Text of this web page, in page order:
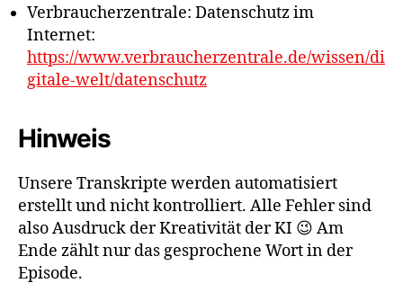
Verbraucherzentrale: Datenschutz im
Internet:
https://www.verbraucherzentrale.de/wissen/di
gitale-welt/datenschutz
Hinweis
Unsere Transkripte werden automatisiert
erstellt und nicht kontrolliert. Alle Fehler sind
also Ausdruck der Kreativität der KI 😉 Am
Ende zählt nur das gesprochene Wort in der
Episode.